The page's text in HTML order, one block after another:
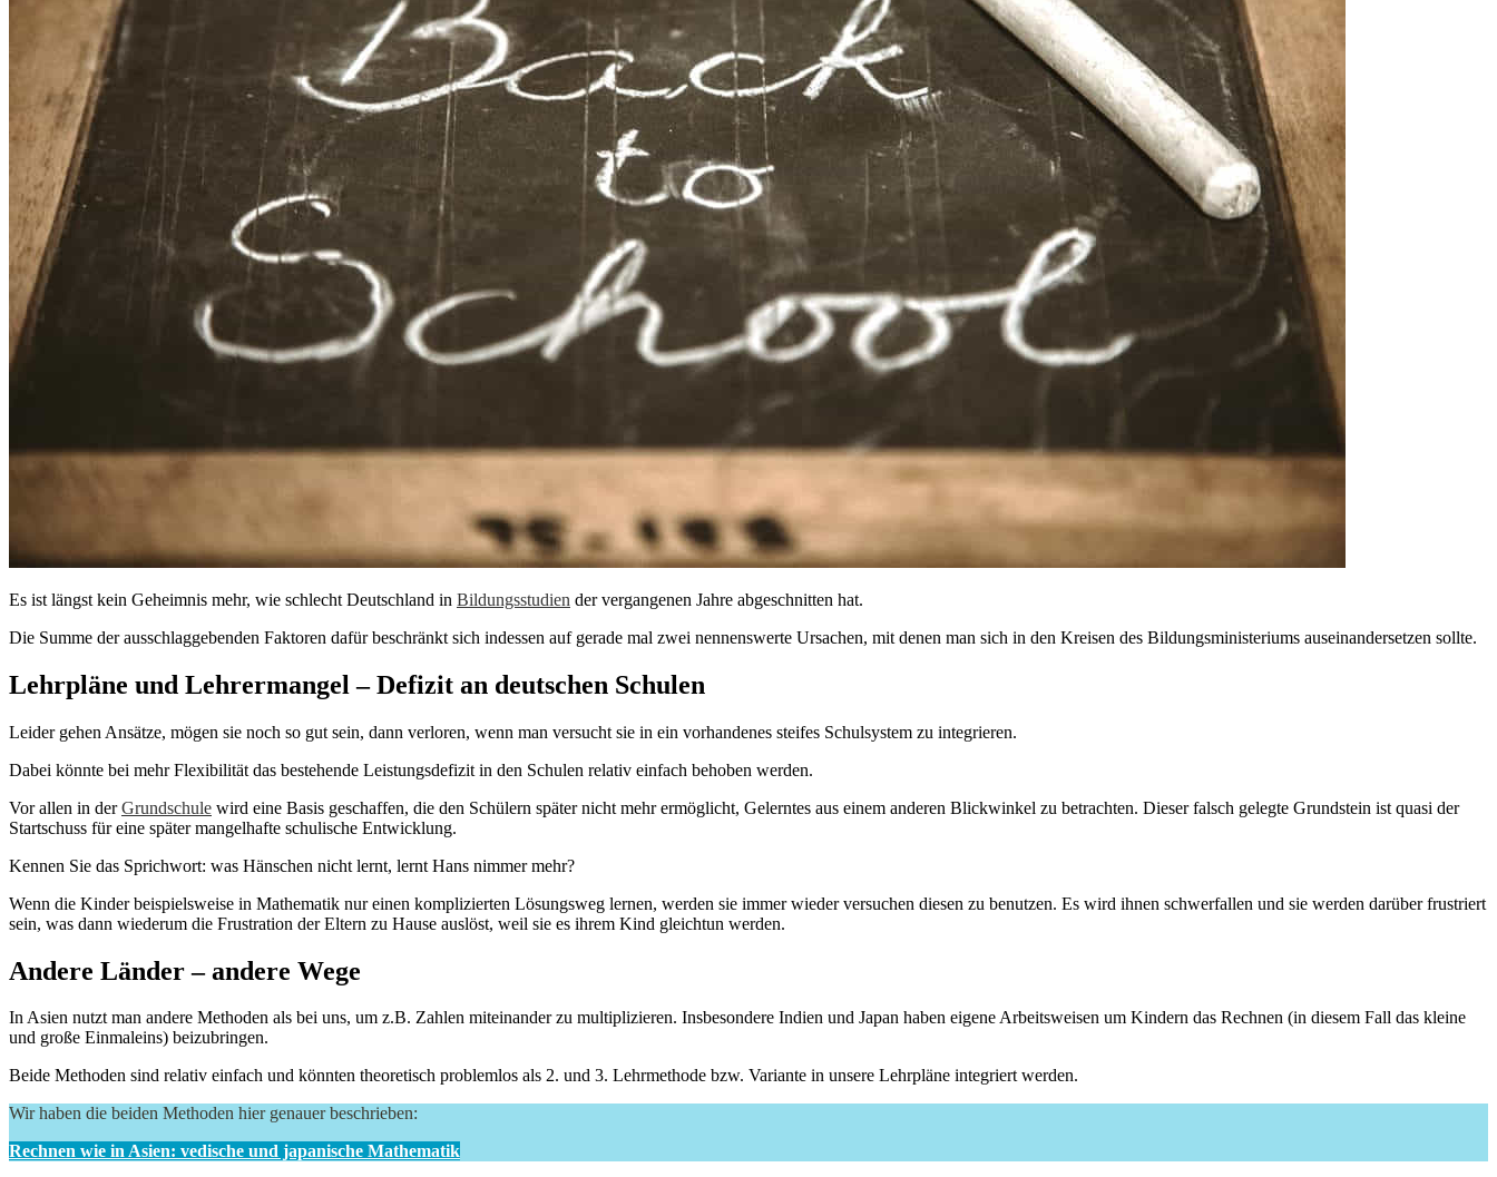
Es ist längst kein Geheimnis mehr, wie schlecht Deutschland in Bildungsstudien der vergangenen Jahre abgeschnitten hat.
Die Summe der ausschlaggebenden Faktoren dafür beschränkt sich indessen auf gerade mal zwei nennenswerte Ursachen, mit denen man sich in den Kreisen des Bildungsministeriums auseinandersetzen sollte.
Lehrpläne und Lehrermangel – Defizit an deutschen Schulen
Leider gehen Ansätze, mögen sie noch so gut sein, dann verloren, wenn man versucht sie in ein vorhandenes steifes Schulsystem zu integrieren.
Dabei könnte bei mehr Flexibilität das bestehende Leistungsdefizit in den Schulen relativ einfach behoben werden.
Vor allen in derGrundschule wird eine Basis geschaffen, die den Schülern später nicht mehr ermöglicht, Gelerntes aus einem anderen Blickwinkel zu betrachten. Dieser falsch gelegte Grundstein ist quasi der
Startschuss für eine später mangelhafte schulische Entwicklung.
Kennen Sie das Sprichwort: was Hänschen nicht lernt, lernt Hans nimmer mehr?
Wenn die Kinder beispielsweise in Mathematik nur einen komplizierten Lösungsweg lernen, werden sie immer wieder versuchen diesen zu benutzen. Es wird ihnen schwerfallen und sie werden darüber frustriert
sein, was dann wiederum die Frustration der Eltern zu Hause auslöst, weil sie es ihrem Kind gleichtun werden.
Andere Länder – andere Wege
In Asien nutzt man andere Methoden als bei uns, um z.B. Zahlen miteinander zu multiplizieren. Insbesondere Indien und Japan haben eigene Arbeitsweisen um Kindern das Rechnen (in diesem Fall das kleine
und große Einmaleins) beizubringen.
Beide Methoden sind relativ einfach und könnten theoretisch problemlos als 2. und 3. Lehrmethode bzw. Variante in unsere Lehrpläne integriert werden.
Wir haben die beiden Methoden hier genauer beschrieben:
Rechnen wie in Asien: vedische und japanische Mathematik